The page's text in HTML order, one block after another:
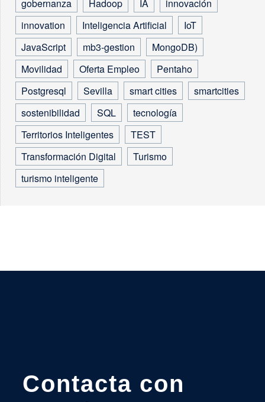
gobernanza
Hadoop IA
innovación
innovation
Inteligencia Artificial
IoT
JavaScript
mb3-gestion
MongoDB)
Movilidad
Oferta Empleo
Pentaho
Postgresql
Sevilla smart cities
smartcities
sostenibilidad
SQL
tecnología
Territorios Inteligentes
TEST
Transformación Digital
Turismo
turismo inteligente
Contacta con